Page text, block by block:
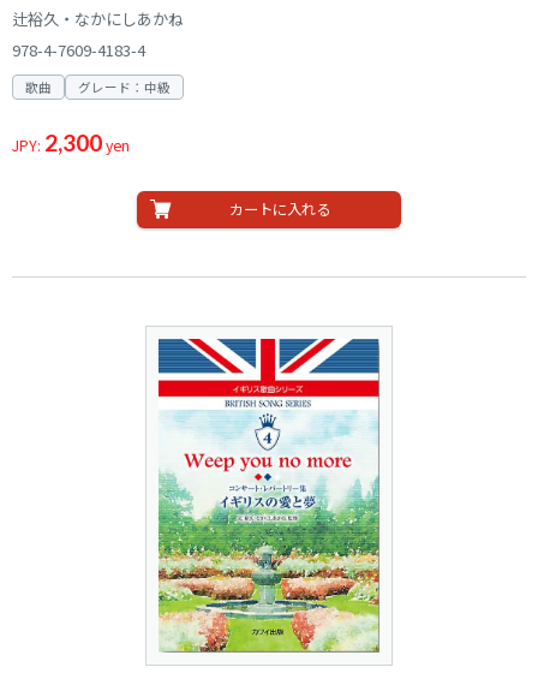
辻裕久・なかにしあかね
978-4-7609-4183-4
歌曲 グレード：中級
JPY: 2,300yen
カートに入れる